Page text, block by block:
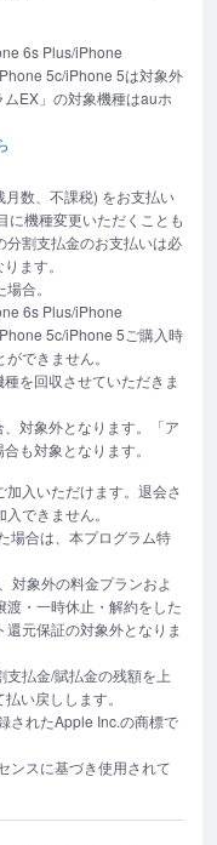
6s Plus/iPhone
5c/iPhone 5は対象外
EX」の対象機種はauホ
数、不課税) をお支払い
に機種変更いただくことも
割支払金のお支払いは必
ます。
合。
6s Plus/iPhone
5c/iPhone 5ご購入時
できません。
を回収させていただきま
対象外となります。「ア
も対象となります。
入いただけます。退会さ
できません。
場合は、本プログラム特
対象外の料金プランおよ
・一時休止・解約をした
元保証の対象外となりま
払金/賦払金の残額を上
い戻しします。
されたApple Inc.の商標で
ンスに基づき使用されて